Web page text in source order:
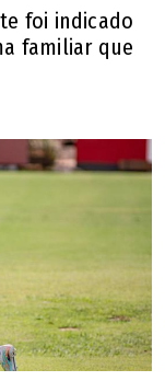
foi indicado
familiar que